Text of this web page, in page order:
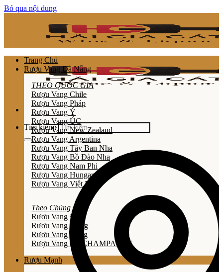
Bỏ qua nội dung
Tìm kiếm:
Trang Chủ
Rượu Vang Đà Nẵng
THEO QUỐC GIA
Rượu Vang Chile
Rượu Vang Pháp
Rượu Vang Ý
Rượu Vang ÚC
Rượu Vang New Zealand
Rượu Vang Argentina
Rượu Vang Tây Ban Nha
Rượu Vang Bồ Đào Nha
Rượu Vang Nam Phi
Rượu Vang Hungary
Rượu Vang Việt Nam
Theo Chủng Loại
Rươu Vang Đỏ
Rươu Vang Trắng
Rươu Vang Hồng
Rượu Vang Nổ/CHAMPAGNE
Rượu Mạnh